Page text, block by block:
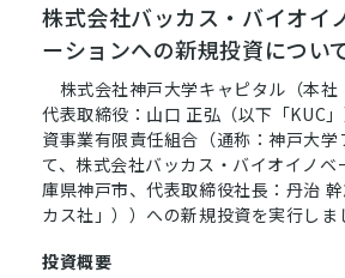
株式会社バッカス・バイオイ
ーションへの新規投資につい
株式会社神戸大学キャピタル（本社
代表取締役：山口 正弘（以下「KUC
資事業有限責任組合（通称：神戸大学
て、株式会社バッカス・バイオイノベ
庫県神戸市、代表取締役社長：丹治
カス社」））への新規投資を実行しま
投資概要